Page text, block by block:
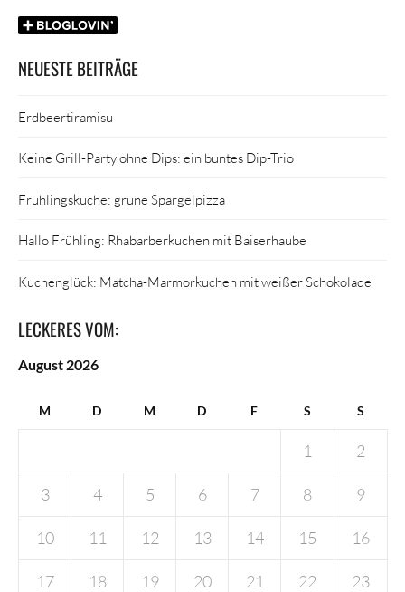
NEUESTE BEITRÄGE
Erdbeertiramisu
Keine Grill-Party ohne Dips: ein buntes Dip-Trio
Frühlingsküche: grüne Spargelpizza
Hallo Frühling: Rhabarberkuchen mit Baiserhaube
Kuchenglück: Matcha-Marmorkuchen mit weißer Schokolade
LECKERES VOM:
August 2026
M D M D F S S
1 2
3 4 5 6 7 8 9
10 11 12 13 14 15 16
17 18 19 20 21 22 23